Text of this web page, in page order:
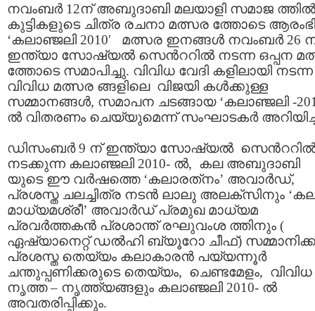
നവംബര്‍ 12ന് അബുദാബി മലയാളി സമാജ ത്തില്‍
കുട്ടികളുടെ ചിത്ര രചനാ മത്സര ത്തോടെ
‘കലാഞ്ജലി 2010′ മത്സര ഇനങ്ങള്‍ നവംബര്‍ 26
ഇന്ത്യാ സോഷ്യല്‍ സെന്‍ററില്‍ നടന്ന ഒപ്പന
ത്തോടെ സമാപിച്ചു. വിവിധ വേദി കളിലായി നടന്ന
വിവിധ മത്സര ങ്ങളിലെ വിജയി കള്‍ക്കുള്ള
സമ്മാനങ്ങള്‍, സമാപന ചടങ്ങായ ‘കലാഞ്ജലി -
ല്‍ വിതരണം ചെയ്യുമെന്ന് സംഘാടകര്‍
ഡിസംബര്‍ 9 ന് ഇന്ത്യാ സോഷ്യല്‍
നടക്കുന്ന കലാഞ്ജലി 2010- ല്‍, കല അബുദാബി
യുടെ ഈ വര്‍ഷത്തെ ‘കലാരത്‌നം’ അവാര്‍ഡ്,
പ്രശസ്ത ചലച്ചിത്ര നടന്‍ ലാലു അലക്‌സിനും
മാധ്യമശ്രീ’ അവാര്‍ഡ് പ്രമുഖ മാധ്യമ
പ്രവര്‍ത്തകന്‍ പ്രശാന്ത് രഘുവംശ ത്തിനും (
ഏഷ്യാനെറ്റ് ഡല്‍ഹി ബ്യൂറോ ചീഫ്)
പ്രശസ്ത തെയ്യം കലാകാരന്‍ പയ്യന്നൂര്‍
ചന്തുപ്പണിക്കരുടെ തെയ്യം, ചെണ്ടമേളം, വിവിധ
നൃത്ത – നൃത്ത്യങ്ങളും കലാഞ്ജലി 2010- ല്‍
അവതരിപ്പിക്കും.